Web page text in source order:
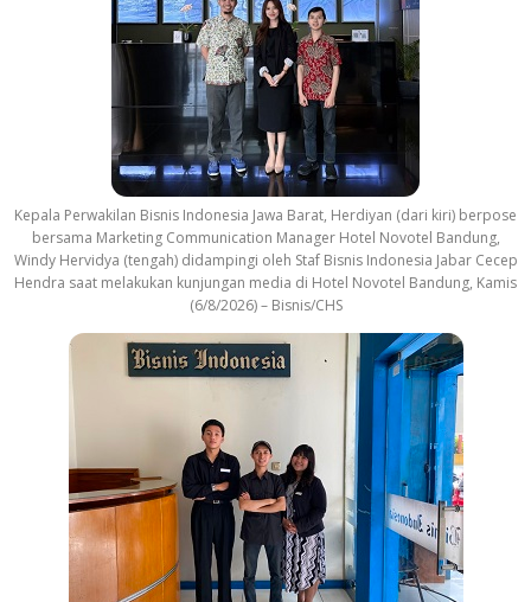
Kepala Perwakilan Bisnis Indonesia Jawa Barat, Herdiyan (dari kiri) berpose
bersama Marketing Communication Manager Hotel Novotel Bandung,
Windy Hervidya (tengah) didampingi oleh Staf Bisnis Indonesia Jabar Cecep
Hendra saat melakukan kunjungan media di Hotel Novotel Bandung, Kamis
(6/8/2026) – Bisnis/CHS